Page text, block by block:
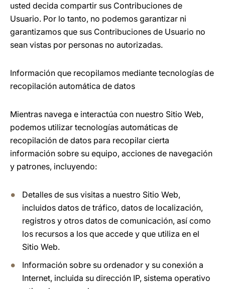
usted decida compartir sus Contribuciones de
Usuario. Por lo tanto, no podemos garantizar ni
garantizamos que sus Contribuciones de Usuario no
sean vistas por personas no autorizadas.
Información que recopilamos mediante tecnologías de
recopilación automática de datos
Mientras navega e interactúa con nuestro Sitio Web,
podemos utilizar tecnologías automáticas de
recopilación de datos para recopilar cierta
información sobre su equipo, acciones de navegación
y patrones, incluyendo:
Detalles de sus visitas a nuestro Sitio Web,
incluidos datos de tráfico, datos de localización,
registros y otros datos de comunicación, así como
los recursos a los que accede y que utiliza en el
Sitio Web.
Información sobre su ordenador y su conexión a
Internet, incluida su dirección IP, sistema operativo